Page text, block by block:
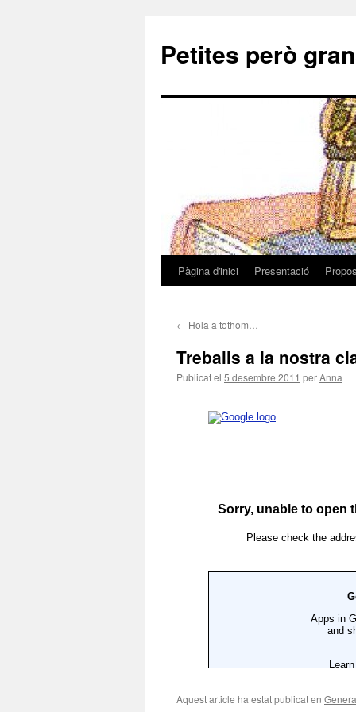
Petites però
Vés
contingut
Pàgina d'inici Presentació
← Hola a tothom…
Treballs a la nostra
Publicat el 5 desembre 2011 perAnna
Aquest article ha estat publicat en